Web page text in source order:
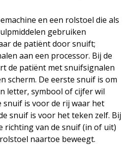
en een rolstoel die als
gebruiken
de patiënt door snuift;
aan een processor. Bij de
de patiënt met snuifsignalen
scherm. De eerste snuif is om
letter, symbool of cijfer wil
snuif is voor de rij waar het
snuif is voor het teken zelf. Bij
richting van de snuif (in of uit)
naartoe beweegt.